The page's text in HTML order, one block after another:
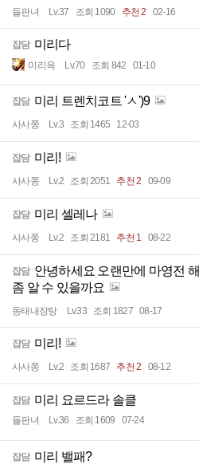
들판녀 Lv.37 조회 1090 추천 2 02-16
잡담 미리다
미리욕 Lv.70 조회 842 01-10
잡담 미리 트렌치코트 'ㅅ')9
사사쫑 Lv.3 조회 1465 12-03
잡담 미리!
사사쫑 Lv.2 조회 2051 추천 2 09-09
잡담 미리 셀레나
사사쫑 Lv.2 조회 2181 추천 1 08-22
잡담 안녕하세요 오랜만에 마영전
좀 알 수 있을까요
동태내장탕 Lv.33 조회 1827 08-17
잡담 미리!
사사쫑 Lv.2 조회 1687 추천 2 08-12
잡담 미리 요르드라 솔클
들판녀 Lv.36 조회 1609 07-24
잡담 미리 밸패?